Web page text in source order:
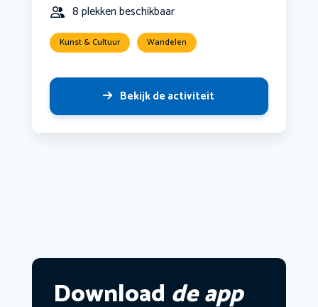
8 plekken beschikbaar
Kunst & Cultuur Wandelen
Bekijk de activiteit
Download de app